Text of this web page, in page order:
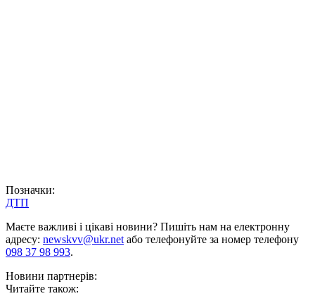
Позначки:
ДТП
Маєте важливі і цікаві новини? Пишіть нам на електронну
адресу: newskvv@ukr.netабо телефонуйте за номер телефону
098 37 98 993.
Новини партнерів:
Читайте також: